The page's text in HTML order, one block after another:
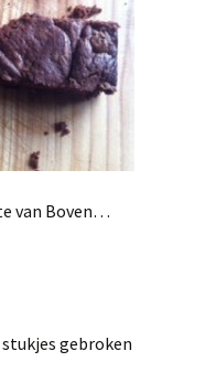
van Boven…
gebroken